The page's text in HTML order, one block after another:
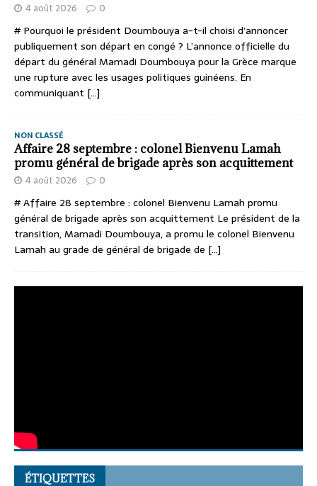
4 août 2026 0
# Pourquoi le président Doumbouya a-t-il choisi d’annoncer
publiquement son départ en congé ? L’annonce officielle du
départ du général Mamadi Doumbouya pour la Grèce marque
une rupture avec les usages politiques guinéens. En
communiquant [...]
NON CLASSÉ
Affaire 28 septembre : colonel Bienvenu Lamah
promu général de brigade après son acquittement
4 août 2026 0
# Affaire 28 septembre : colonel Bienvenu Lamah promu
général de brigade après son acquittement Le président de la
transition, Mamadi Doumbouya, a promu le colonel Bienvenu
Lamah au grade de général de brigade de [...]
ÉTIQUETTES